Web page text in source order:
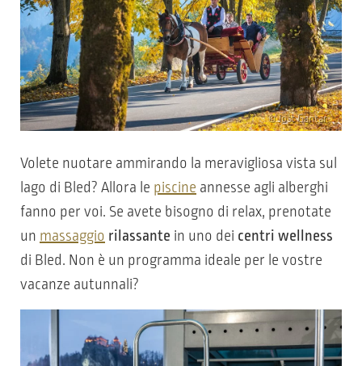
© Jošt Gantar
Volete nuotare ammirando la meravigliosa vista sul
lago di Bled? Allora le piscine annesse agli alberghi
fanno per voi. Se avete bisogno di relax, prenotate
un massaggio rilassante in uno dei centri wellness
di Bled. Non è un programma ideale per le vostre
vacanze autunnali?